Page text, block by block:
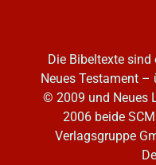
Die Bibeltexte
Neues Testament –
© 2009 und Neues
2006 beide
Verlagsgruppe